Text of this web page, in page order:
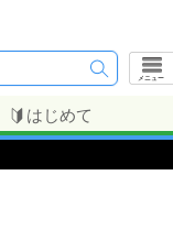
メニュー
はじめて